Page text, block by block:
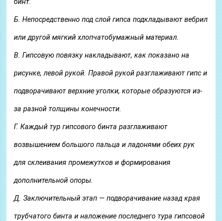
бинт.
Б. Непосредственно под слой гипса подкладывают вебрил
или другой мягкий хлопчатобумажный материал.
В. Гипсовую повязку накладывают, как показано на
рисунке, левой рукой. Правой рукой разглаживают гипс и
подворачивают верхние уголки, которые образуются из-
за разной толщины конечности.
Г. Каждый тур гипсового бинта разглаживают
возвышением большого пальца и ладонями обеих рук
для склеивания промежутков и формирования
дополнительной опоры.
Д. Заключительный этап — подворачивание назад края
трубчатого бинта и наложение последнего тура гипсовой